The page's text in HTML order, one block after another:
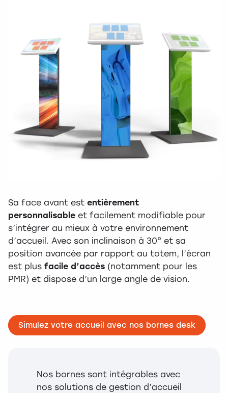
Sa face avant est entièrement
personnalisable et facilement modifiable pour
s’intégrer au mieux à votre environnement
d’accueil. Avec son inclinaison à 30° et sa
position avancée par rapport au totem, l’écran
est plus facile d’accès (notamment pour les
PMR) et dispose d’un large angle de vision.
Simulez votre accueil avec nos bornes desk
Nos bornes sont intégrables avec
nos solutions de gestion d’accueil